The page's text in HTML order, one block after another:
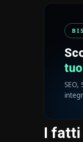
SEO,
I fatti